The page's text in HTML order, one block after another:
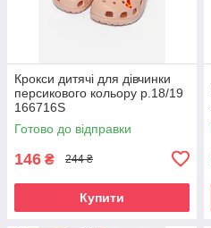
Крокси дитячі для дівчинки
персикового кольору р.18/19
166716S
Готово до відправки
146 ₴ 244 ₴
Купити